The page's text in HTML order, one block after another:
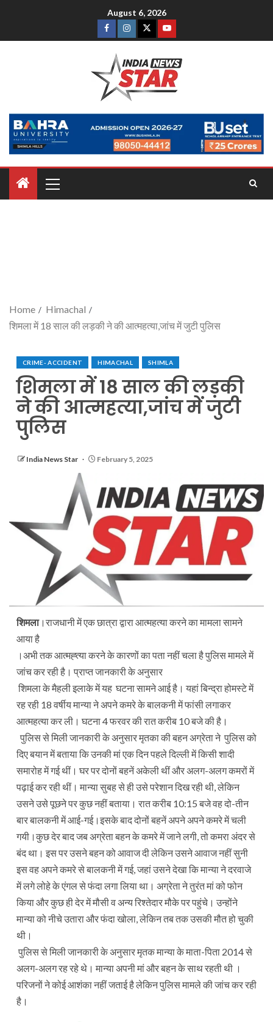
August 6, 2026
Home
Himachal
शिमला में 18 साल की लड़की ने की आत्महत्या,जांच में जुटी पुलिस
CRIME- ACCIDENT HIMACHAL SHIMLA
शिमला में 18 साल की लड़की
ने की आत्महत्या,जांच में जुटी
पुलिस
India News Star February 5, 2025
शिमला।राजधानी में एक छात्रा द्वारा आत्महत्या करने का मामला सामने
आया है
।अभी तक आत्मह्त्या करने के कारणों का पता नहीं चला है पुलिस मामले में
जांच कर रही है। प्राप्त जानकारी के अनुसार
शिमला के मैहली इलाके में यह घटना सामने आई है। यहां बिन्द्रा होमस्टे में
रह रही 18 वर्षीय मान्या ने अपने कमरे के बालकनी में फांसी लगाकर
आत्महत्या कर ली। घटना 4 फरवर की रात करीब 10 बजे की है।
पुलिस से मिली जानकारी के अनुसार मृतका की बहन अग्रेता ने पुलिस को
दिए बयान में बताया कि उनकी मां एक दिन पहले दिल्ली में किसी शादी
समारोह में गई थीं। घर पर दोनों बहनें अकेली थीं और अलग-अलग कमरों में
पढ़ाई कर रही थीं। मान्या सुबह से ही उसे परेशान दिख रही थी, लेकिन
उसने उसे पूछने पर कुछ नहीं बताया। रात करीब 10:15 बजे वह दो-तीन
बार बालकनी में आई-गई।इसके बाद दोनों बहनें अपने अपने कमरे में चली
गयी।कुछ देर बाद जब अग्रेता बहन के कमरे में जाने लगी, तो कमरा अंदर से
बंद था। इस पर उसने बहन को आवाज दी लेकिन उसने आवाज नहीं सुनी
इस वह अपने कमरे से बालकनी में गई, जहां उसने देखा कि मान्या ने दरवाजे
में लगे लोहे के एंगल से फंदा लगा लिया था। अग्रेता ने तुरंत मां को फोन
किया और कुछ ही देर में मौसी व अन्य रिश्तेदार मौके पर पहुंचे। उन्होंने
मान्या को नीचे उतारा और फंदा खोला, लेकिन तब तक उसकी मौत हो चुकी
थी।
पुलिस से मिली जानकारी के अनुसार मृतक मान्या के माता-पिता 2014 से
अलग-अलग रह रहे थे। मान्या अपनी मां और बहन के साथ रहती थी ।
परिजनों ने कोई आशंका नहीं जताई है लेकिन पुलिस मामले की जांच कर रही
है।